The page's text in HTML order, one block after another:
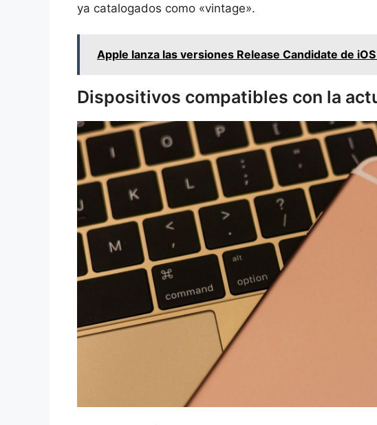
ya catalogados como «vintage».
Apple lanza las versiones Release Candidate de
Dispositivos compatibles con la